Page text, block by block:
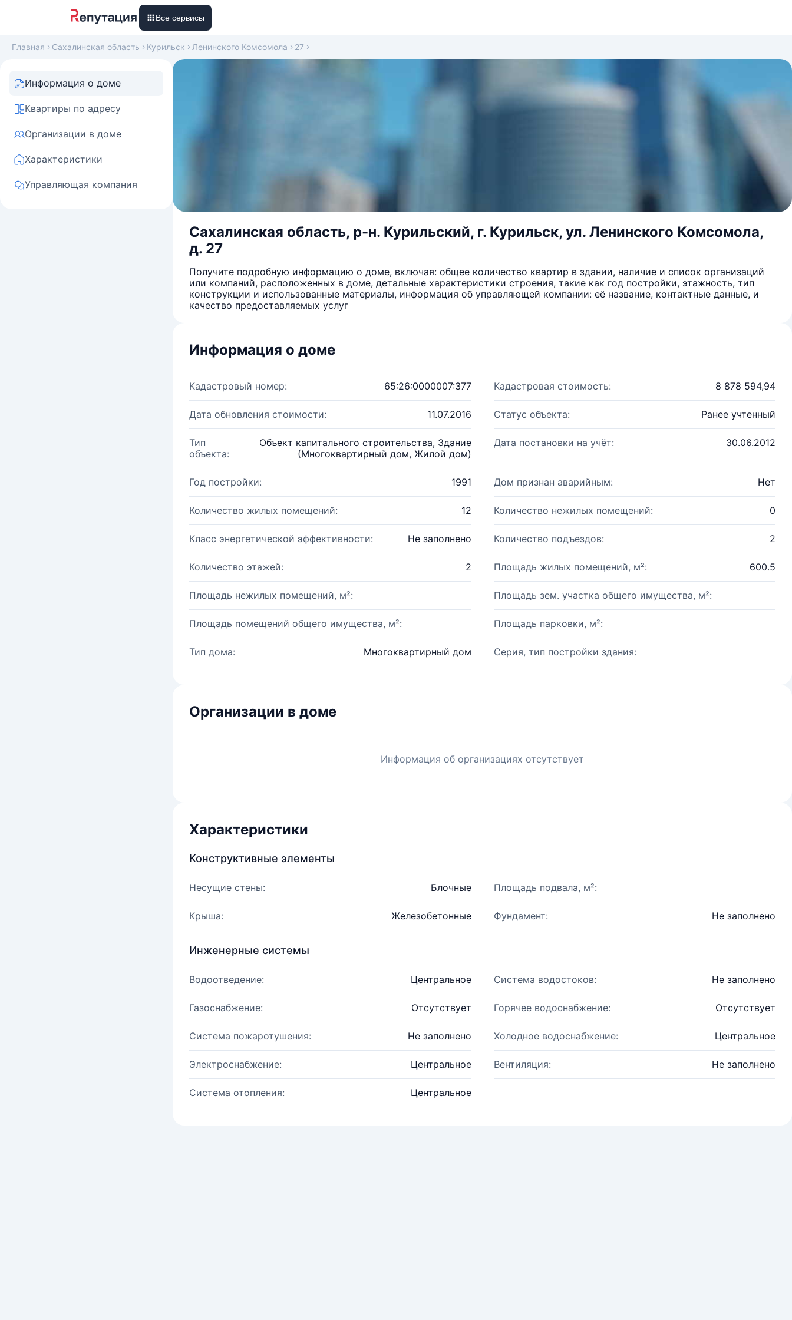
Все сервисы
Главная Сахалинская область Курильск Ленинского Комсомола 27
Информация о доме
Квартиры по адресу
Организации в доме
Характеристики
Управляющая компания
Сахалинская область, р-н. Курильский, г. Курильск, ул. Ленинского Комсомола,
д. 27
Получите подробную информацию о доме, включая: общее количество квартир в здании, наличие и список организаций
или компаний, расположенных в доме, детальные характеристики строения, такие как год постройки, этажность, тип
конструкции и использованные материалы, информация об управляющей компании: её название, контактные данные, и
качество предоставляемых услуг
Информация о доме
Кадастровый номер: 65:26:0000007:377 Кадастровая стоимость: 8 878 594,94
Дата обновления стоимости: 11.07.2016 Статус объекта: Ранее учтенный
Тип
объекта:
Объект капитального строительства, Здание
(Многоквартирный дом, Жилой дом)
Дата постановки на учёт: 30.06.2012
Год постройки: 1991 Дом признан аварийным: Нет
Количество жилых помещений: 12 Количество нежилых помещений: 0
Класс энергетической эффективности: Не заполнено Количество подъездов: 2
Количество этажей: 2 Площадь жилых помещений, м²: 600.5
Площадь нежилых помещений, м²: Площадь зем. участка общего имущества, м²:
Площадь помещений общего имущества, м²: Площадь парковки, м²:
Тип дома: Многоквартирный дом Серия, тип постройки здания:
Организации в доме
Информация об организациях отсутствует
Характеристики
Конструктивные элементы
Несущие стены: Блочные Площадь подвала, м²:
Крыша: Железобетонные Фундамент: Не заполнено
Инженерные системы
Водоотведение: Центральное Система водостоков: Не заполнено
Газоснабжение: Отсутствует Горячее водоснабжение: Отсутствует
Система пожаротушения: Не заполнено Холодное водоснабжение: Центральное
Электроснабжение: Центральное Вентиляция: Не заполнено
Система отопления: Центральное